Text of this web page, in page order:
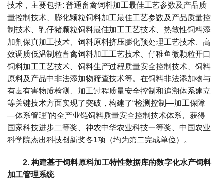
技术，主要包括: 普通畜禽饲料加工最佳工艺参数及产品质
量控制技术、膨化颗粒饲料加工最佳工艺参数及产品质量控
制技术、乳仔猪颗粒饲料最佳加工工艺技术、热敏性饲料添
加剂保真加工技术、饲料原料挤压膨化预处理工艺技术、高
效调质低温制粒畜禽饲料加工工艺技术、仔稚鱼微颗粒开口
饲料加工工艺技术、饲料生产过程质量安全控制技术、饲料
原料及产品中非法添加物筛查技术等。在饲料非法添加物与
有毒有害物质检测、加工过程质量安全控制和追溯体系建立
等关键技术方面实现了突破，构建了“检测控制—加工保障
—体系管理”的全产业链饲料质量安全控制技术体系。获得
国家科技进步二等奖、神农中华农业科技一等奖、中国农业
科学院杰出科技创新奖各1项（均为第二完成单位）。
2. 构建基于饲料原料加工特性数据库的数字化水产饲料
加工管理系统